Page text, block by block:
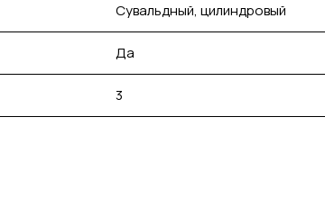
Сувальдный, цилиндровый
Да
3